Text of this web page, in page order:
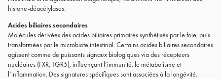
histone-déacétylases.
Acides biliaires secondaires
Molécules dérivées des acides biliaires primaires synthétisés par le foie, puis
transformées par le microbiote intestinal. Certains acides biliaires secondaires
agissent comme de puissants signaux biologiques via des récepteurs
nucléaires (FXR, TGR5), influençant l’immunité, le métabolisme et
l’inflammation. Des signatures spécifiques sont associées à la longévité.